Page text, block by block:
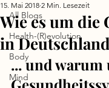
All Blogs
Health-(R)evolution
Body
Mind
Wie es um die
in
15. Mai 2018 2 Min. Lesezeit
... und warum